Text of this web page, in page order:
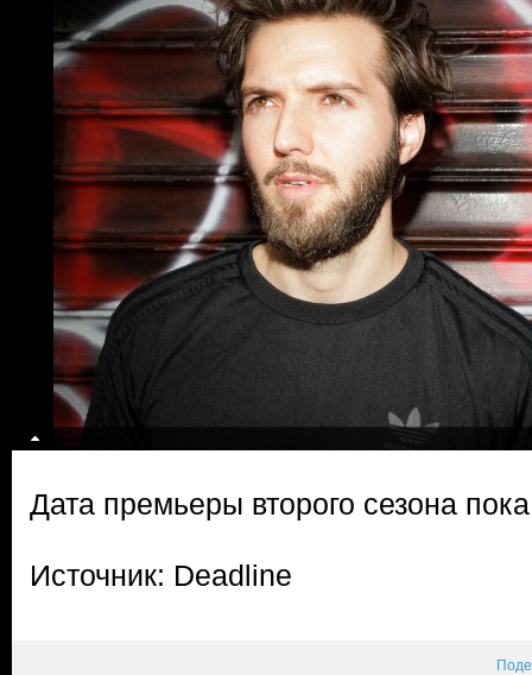
Дата премьеры второго сезона
Источник: Deadline